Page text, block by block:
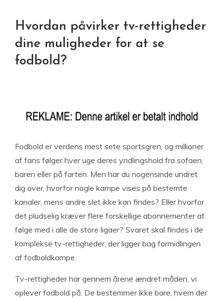
Hvordan påvirker tv-rettigheder
dine muligheder for at se
fodbold?
Fodbold er verdens mest sete sportsgren, og millioner
af fans følger hver uge deres yndlingshold fra sofaen,
baren eller på farten. Men har du nogensinde undret
dig over, hvorfor nogle kampe vises på bestemte
kanaler, mens andre slet ikke kan findes? Eller hvorfor
det pludselig kræver flere forskellige abonnementer at
følge med i alle de store ligaer? Svaret skal findes i de
komplekse tv-rettigheder, der ligger bag formidlingen
af fodboldkampe.
Tv-rettigheder har gennem årene ændret måden, vi
oplever fodbold på. De bestemmer ikke bare, hvem der